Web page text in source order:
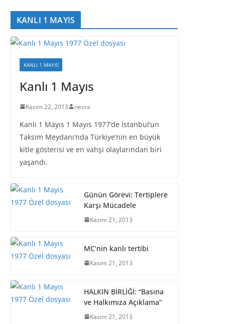
KANLI 1 MAYIS
KANLI 1 MAYIS
Kanlı 1 Mayıs
Kasım 22, 2013 nesra
Kanlı 1 Mayıs 1 Mayıs 1977’de İstanbul’un
Taksim Meydanı’nda Türkiye’nin en büyük
kitle gösterisi ve en vahşi olaylarından biri
yaşandı.
Günün Görevi: Tertiplere
Karşı Mücadele
Kasım 21, 2013
MC’nin kanlı tertibi
Kasım 21, 2013
HALKIN BİRLİĞİ: “Basına
ve Halkımıza Açıklama”
Kasım 21, 2013